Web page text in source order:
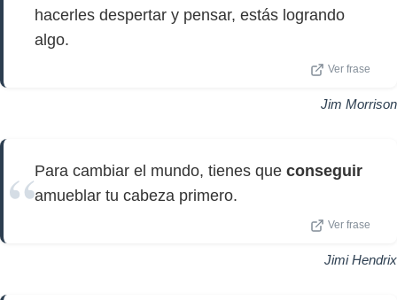
hacerles despertar y pensar, estás logrando
algo.
Ver frase
Jim Morrison
Para cambiar el mundo, tienes que conseguir
amueblar tu cabeza primero.
Ver frase
Jimi Hendrix